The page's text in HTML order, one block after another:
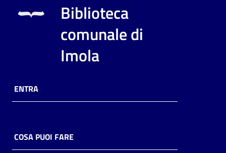
Biblioteca
comunale di
Imola
ENTRA
COSA PUOI FARE